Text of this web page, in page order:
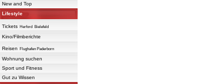
New and Top
Lifestyle
Tickets Herford Bielefeld
Kino/Filmberichte
Reisen Flughafen Paderborn
Wohnung suchen
Sport und Fitness
Gut zu Wissen